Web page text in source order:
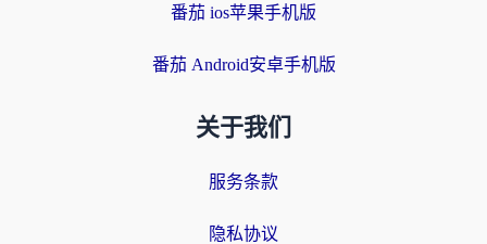
番茄 ios苹果手机版
番茄 Android安卓手机版
关于我们
服务条款
隐私协议